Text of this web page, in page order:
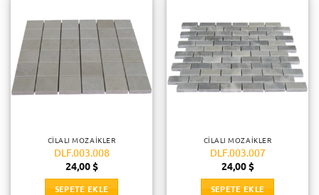
CILALI MOZAIKLER
DLF.003.008
24,00$
SEPETE EKLE
CILALI MOZAIKLER
DLF.003.007
24,00$
SEPETE EKLE